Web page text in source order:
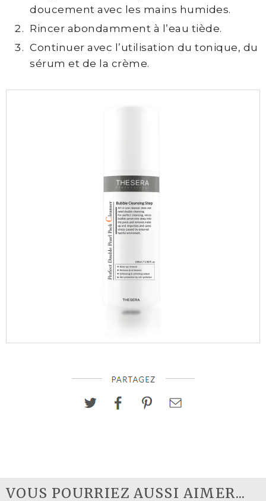
doucement avec les mains humides.
Rincer abondamment à l’eau tiède.
Continuer avec l’utilisation du tonique, du
sérum et de la crème.
VOUS POURRIEZ AUSSI AIMER...